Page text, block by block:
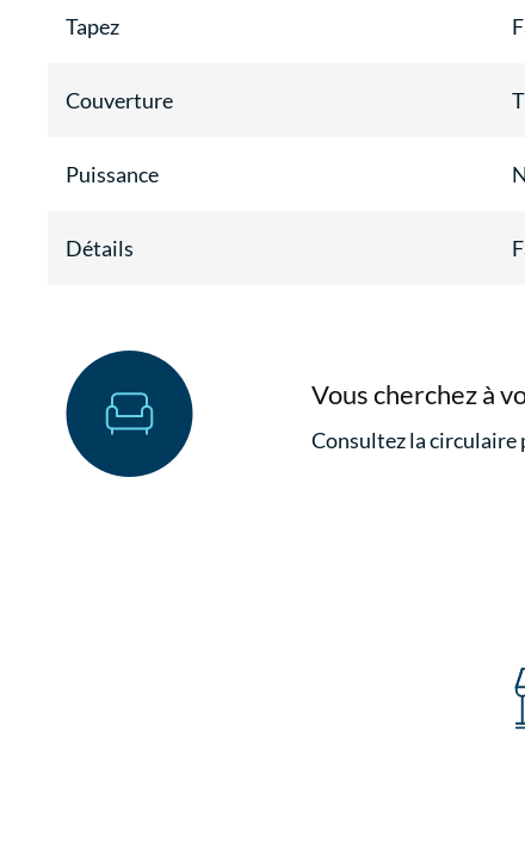
Tapez
Couverture
Puissance
Détails
Vous cherchez à
Consultez la circulaire